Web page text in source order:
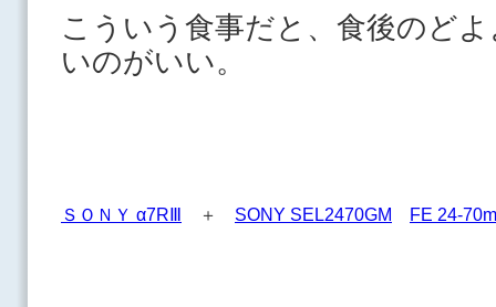
こういう食事だと、食後のど
いのがいい。
ＳＯＮＹ α7RⅢ ＋ SONY SEL2470GM FE 24-